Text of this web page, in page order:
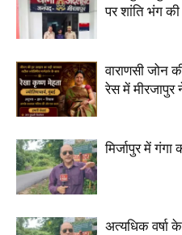
पर शांति भंग की
वाराणसी जोन
रेस में मीरजापुर
मिर्जापुर में
अत्यधिक